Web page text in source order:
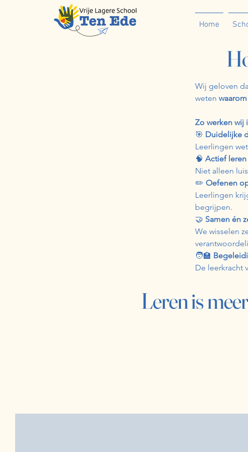
Home
Wij geloven
weten waarom
Zo werken wij
🎯 Duidelijke
Leerlingen
🧠 Actief leren
Niet alleen
✏️ Oefenen
Leerlingen
begrijpen.
🤝 Samen én
We wisselen
🧑‍🏫
De leerkracht
Leren is